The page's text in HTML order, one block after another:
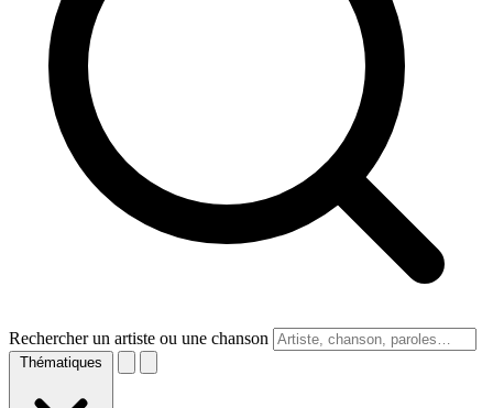
Rechercher un artiste ou une chanson
Thématiques